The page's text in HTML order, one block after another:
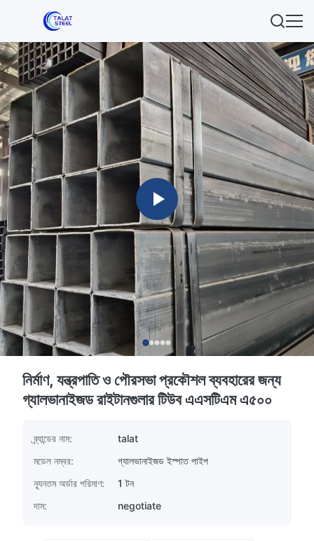
নির্মাণ, যন্ত্রপাতি ও পৌরসভা প্রকৌশল ব্যবহারের জন্য
গ্যালভানাইজড রাইটানগুলার টিউব এএসটিএম এ৫০০
ব্র্যান্ডের নাম:
talat
মডেল নম্বর:
গ্যালভানাইজড ইস্পাত পাইপ
ন্যূনতম অর্ডার পরিমাণ:
1 টন
দাম:
negotiate